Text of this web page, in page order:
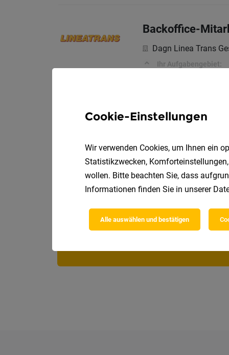
Backoffice-
Dagn Linea Trans
Ihr Aufgabengebiet:
Cookie-Einstellungen
Wir verwenden Cookies, um Ihnen ein
Statistikzwecken,
wollen. Bitte beachten Sie, dass
Informationen finden Sie in unserer
Alle auswählen und bestätigen